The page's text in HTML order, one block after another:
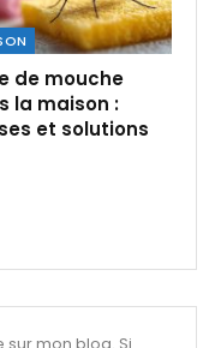
de mouche
la maison :
et solutions